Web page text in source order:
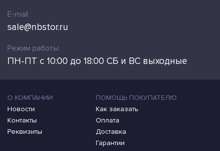
E-mail
sale@nbstor.ru
Режим работы
ПН-ПТ с 10:00 до 18:00 СБ и ВС выходные
О КОМПАНИИ
Новости
Контакты
Реквизиты
ПОМОЩЬ ПОКУПАТЕЛЮ
Как заказать
Оплата
Доставка
Гарантии